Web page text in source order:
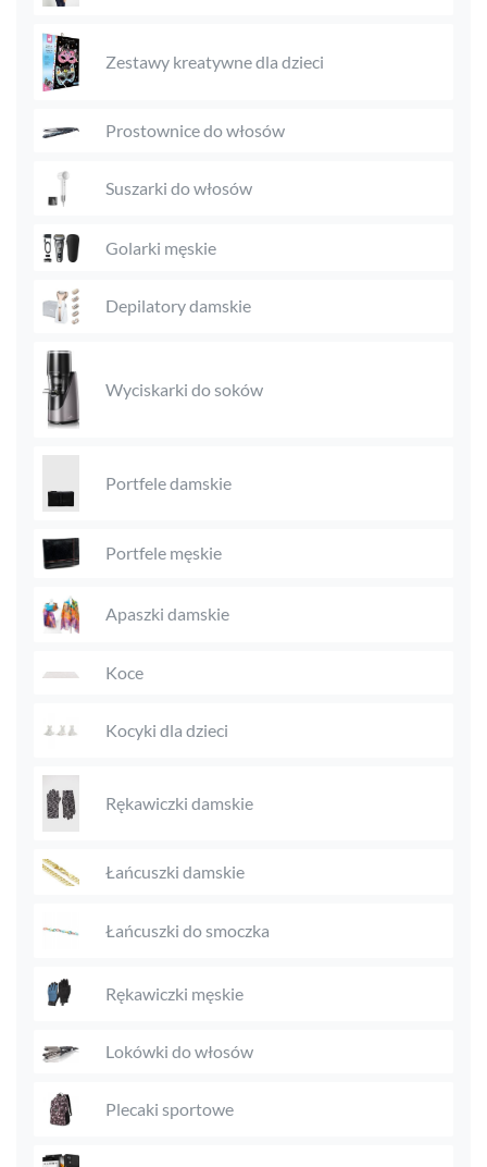
Zestawy kreatywne dla dzieci
Prostownice do włosów
Suszarki do włosów
Golarki męskie
Depilatory damskie
Wyciskarki do soków
Portfele damskie
Portfele męskie
Apaszki damskie
Koce
Kocyki dla dzieci
Rękawiczki damskie
Łańcuszki damskie
Łańcuszki do smoczka
Rękawiczki męskie
Lokówki do włosów
Plecaki sportowe